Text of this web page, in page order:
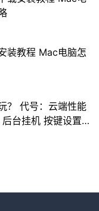
装教程 Mac电脑怎
？ 代号：云端性能
台挂机 按键设置